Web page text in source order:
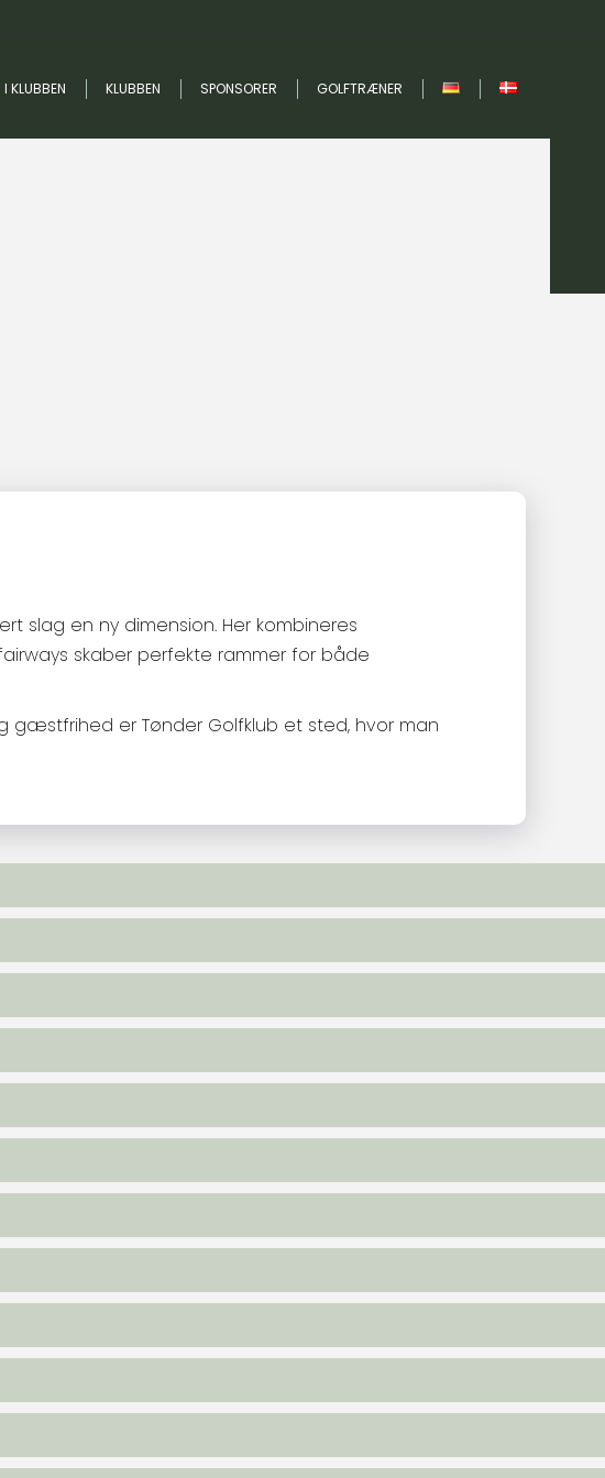
KLUBBEN KLUBBEN SPONSORER GOLFTRÆNER
slag en ny dimension. Her kombineres
skaber perfekte rammer for både
er Tønder Golfklub et sted, hvor man